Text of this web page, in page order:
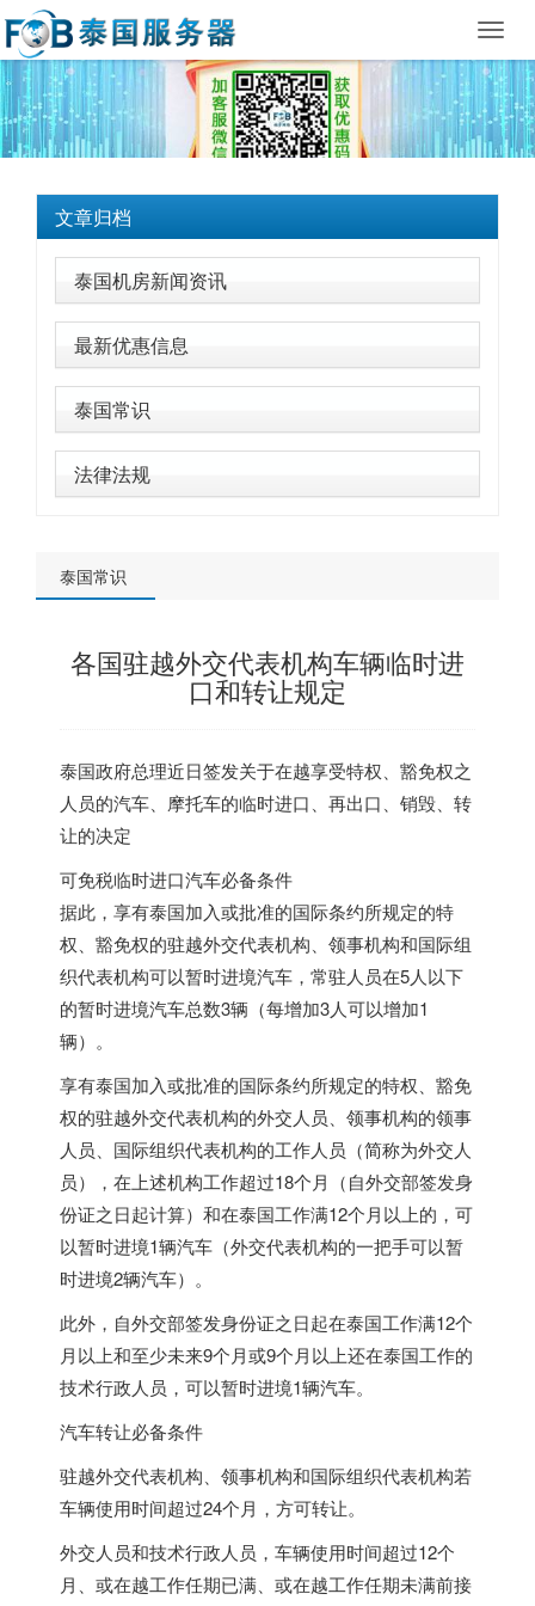
文章归档
泰国机房新闻资讯
最新优惠信息
泰国常识
法律法规
泰国常识
各国驻越外交代表机构车辆临时进
口和转让规定
泰国政府总理近日签发关于在越享受特权、豁免权之
人员的汽车、摩托车的临时进口、再出口、销毁、转
让的决定
可免税临时进口汽车必备条件
据此，享有泰国加入或批准的国际条约所规定的特
权、豁免权的驻越外交代表机构、领事机构和国际组
织代表机构可以暂时进境汽车，常驻人员在5人以下
的暂时进境汽车总数3辆（每增加3人可以增加1
辆）。
享有泰国加入或批准的国际条约所规定的特权、豁免
权的驻越外交代表机构的外交人员、领事机构的领事
人员、国际组织代表机构的工作人员（简称为外交人
员），在上述机构工作超过18个月（自外交部签发身
份证之日起计算）和在泰国工作满12个月以上的，可
以暂时进境1辆汽车（外交代表机构的一把手可以暂
时进境2辆汽车）。
此外，自外交部签发身份证之日起在泰国工作满12个
月以上和至少未来9个月或9个月以上还在泰国工作的
技术行政人员，可以暂时进境1辆汽车。
汽车转让必备条件
驻越外交代表机构、领事机构和国际组织代表机构若
车辆使用时间超过24个月，方可转让。
外交人员和技术行政人员，车辆使用时间超过12个
月、或在越工作任期已满、或在越工作任期未满前接